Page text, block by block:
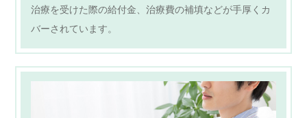
治療を受けた際の給付金、治療費の補填などが手厚くカ
バーされています。